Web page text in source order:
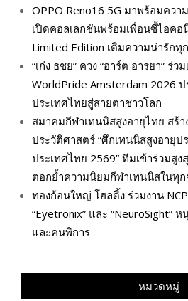
OPPO Reno16 5G มาพร้อมควา
เปิดคอลเลกชันพร้อมเพื่อนซี้ไอคอ
Limited Edition เติมความน่ารักทุ
“เก่ง ธชย” ควง “อาร์ต อารยา” ร่
WorldPride Amsterdam 2026
ประเทศไทยสู่สายตาชาวโลก
สมาคมกีฬาเทนนิสสูงอายุไทย สร้
ประวัติศาสตร์ “ศึกเทนนิสสูงอายุ
ประเทศไทย 2569” ทีมเข้าร่วมสู
ตอกย้ำความนิยมกีฬาเทนนิสในทุก
ทองก้อนใหญ่ โฮลดิ้ง ร่วมงาน
“Eyetronix” และ “NeuroSight”
และคนพิการ
หมวดหมู่